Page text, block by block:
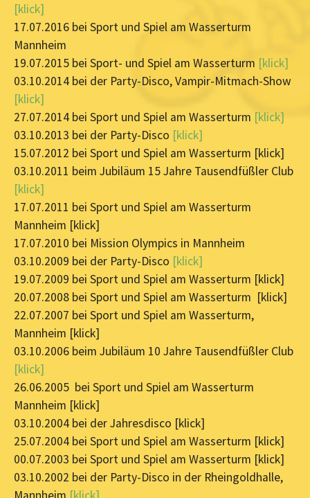
[klick]
17.07.2016 bei Sport und Spiel am Wasserturm
Mannheim
19.07.2015 bei Sport- und Spiel am Wasserturm [klick]
03.10.2014 bei der Party-Disco, Vampir-Mitmach-Show
[klick]
27.07.2014 bei Sport und Spiel am Wasserturm [klick]
03.10.2013 bei der Party-Disco [klick]
15.07.2012 bei Sport und Spiel am Wasserturm [klick]
03.10.2011 beim Jubiläum 15 Jahre Tausendfüßler Club
[klick]
17.07.2011 bei Sport und Spiel am Wasserturm
Mannheim [klick]
17.07.2010 bei Mission Olympics in Mannheim
03.10.2009 bei der Party-Disco [klick]
19.07.2009 bei Sport und Spiel am Wasserturm [klick]
20.07.2008 bei Sport und Spiel am Wasserturm [klick]
22.07.2007 bei Sport und Spiel am Wasserturm,
Mannheim [klick]
03.10.2006 beim Jubiläum 10 Jahre Tausendfüßler Club
[klick]
26.06.2005 bei Sport und Spiel am Wasserturm
Mannheim [klick]
03.10.2004 bei der Jahresdisco [klick]
25.07.2004 bei Sport und Spiel am Wasserturm [klick]
00.07.2003 bei Sport und Spiel am Wasserturm [klick]
03.10.2002 bei der Party-Disco in der Rheingoldhalle,